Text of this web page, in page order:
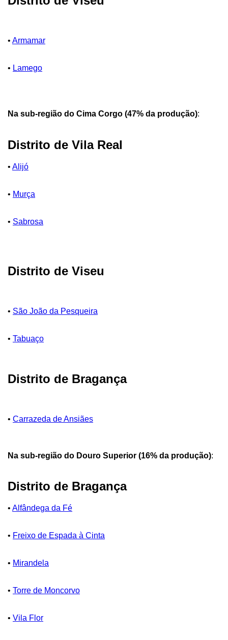
• Armamar
• Lamego
Na sub-região do Cima Corgo (47% da produção):
Distrito de Vila Real
• Alijó
• Murça
• Sabrosa
Distrito de Viseu
• São João da Pesqueira
• Tabuaço
Distrito de Bragança
• Carrazeda de Ansiães
Na sub-região do Douro Superior (16% da produção):
Distrito de Bragança
• Alfândega da Fé
• Freixo de Espada à Cinta
• Mirandela
• Torre de Moncorvo
• Vila Flor